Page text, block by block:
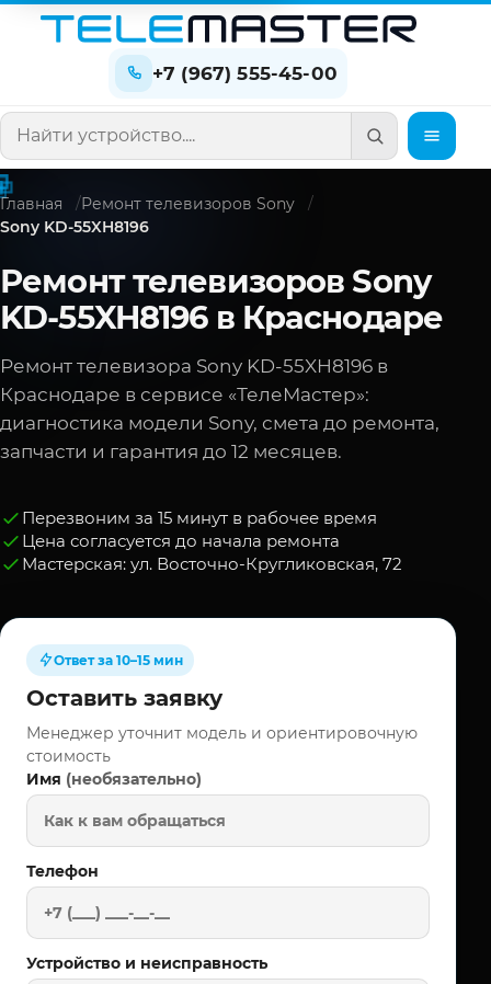
+7 (967) 555-45-00
Поиск по сайту
Главная
Ремонт телевизоров Sony
Sony KD-55XH8196
Ремонт телевизоров Sony
KD-55XH8196 в Краснодаре
Ремонт телевизора Sony KD-55XH8196 в
Краснодаре в сервисе «ТелеМастер»:
диагностика модели Sony, смета до ремонта,
запчасти и гарантия до 12 месяцев.
Перезвоним за 15 минут в рабочее время
Цена согласуется до начала ремонта
Мастерская: ул. Восточно-Кругликовская, 72
Ответ за 10–15 мин
Оставить заявку
Менеджер уточнит модель и ориентировочную
стоимость
Имя (необязательно)
Телефон
Устройство и неисправность